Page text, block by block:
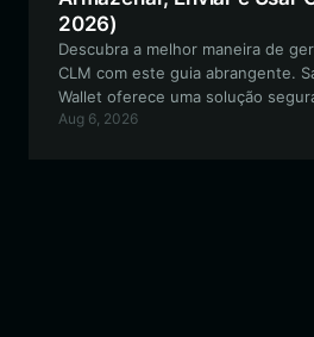
2026)
Descubra a melhor maneira de
CLM com este guia abrangente.
Wallet oferece uma solução
desempenho para interagir com o
Aug 6, 2026